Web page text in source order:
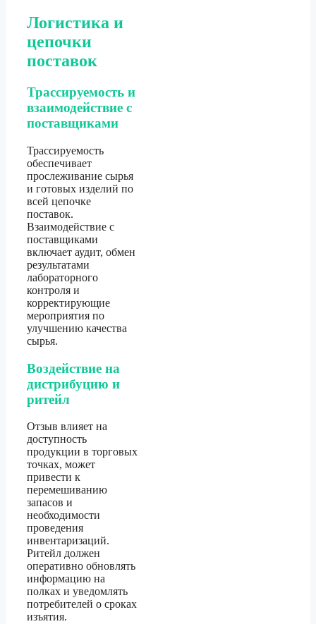
Логистика и
цепочки
поставок
Трассируемость и
взаимодействие с
поставщиками
Трассируемость
обеспечивает
прослеживание сырья
и готовых изделий по
всей цепочке
поставок.
Взаимодействие с
поставщиками
включает аудит, обмен
результатами
лабораторного
контроля и
корректирующие
мероприятия по
улучшению качества
сырья.
Воздействие на
дистрибуцию и
ритейл
Отзыв влияет на
доступность
продукции в торговых
точках, может
привести к
перемешиванию
запасов и
необходимости
проведения
инвентаризаций.
Ритейл должен
оперативно обновлять
информацию на
полках и уведомлять
потребителей о сроках
изъятия.